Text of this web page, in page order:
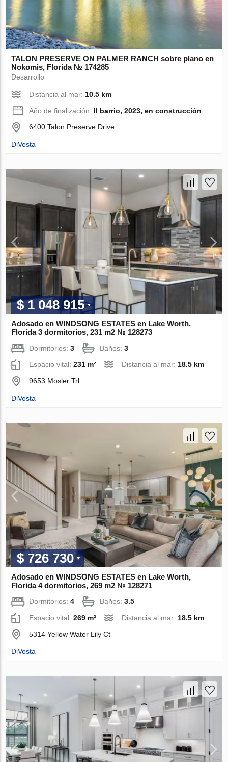
TALON PRESERVE ON PALMER RANCH sobre plano en
Nokomis, Florida № 174285
Desarrollo
Distancia al mar: 10.5 km
Año de finalización: II barrio, 2023, en construcción
6400 Talon Preserve Drive
DiVosta
$ 1 048 915
Adosado en WINDSONG ESTATES en Lake Worth,
Florida 3 dormitorios, 231 m2 № 128273
Dormitorios:3 Baños:3
Espacio vital:231 m² Distancia al mar: 18.5 km
9653 Mosler Trl
DiVosta
$ 726 730
Adosado en WINDSONG ESTATES en Lake Worth,
Florida 4 dormitorios, 269 m2 № 128271
Dormitorios:4 Baños:3.5
Espacio vital:269 m² Distancia al mar:18.5 km
5314 Yellow Water Lily Ct
DiVosta